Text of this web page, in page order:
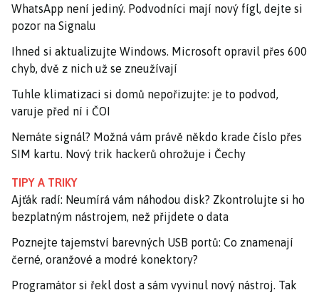
WhatsApp není jediný. Podvodníci mají nový fígl, dejte si
pozor na Signalu
Ihned si aktualizujte Windows. Microsoft opravil přes 600
chyb, dvě z nich už se zneužívají
Tuhle klimatizaci si domů nepořizujte: je to podvod,
varuje před ní i ČOI
Nemáte signál? Možná vám právě někdo krade číslo přes
SIM kartu. Nový trik hackerů ohrožuje i Čechy
TIPY A TRIKY
Ajťák radí: Neumírá vám náhodou disk? Zkontrolujte si ho
bezplatným nástrojem, než přijdete o data
Poznejte tajemství barevných USB portů: Co znamenají
černé, oranžové a modré konektory?
Programátor si řekl dost a sám vyvinul nový nástroj. Tak